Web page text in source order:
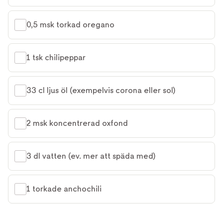
0,5 msk torkad oregano
1 tsk chilipeppar
33 cl ljus öl (exempelvis corona eller sol)
2 msk koncentrerad oxfond
3 dl vatten (ev. mer att späda med)
1 torkade anchochili